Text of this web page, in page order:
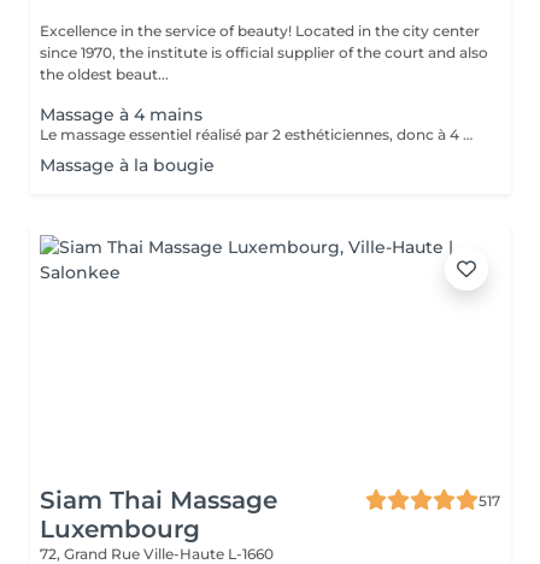
Excellence in the service of beauty! Located in the city center
since 1970, the institute is official supplier of the court and also
the oldest beaut...
Massage à 4 mains
Le massage essentiel réalisé par 2 esthéticiennes, donc à 4 mains est un massage du corps complet aux huiles essentielles, qui apporte une profonde relaxation. C'est une technique favorisant la circulation énergétique et qui réactive le métabolisme. C'est un massage où on retrouve le plaisir de donner et de recevoir. En fait c'est un mélange de différentes techniques : californienne, quant au rythme, la fluidité, manoeuvres enveloppantes, et suédoise, travail précis sur les différentes parties du corps.
Massage à la bougie
Siam Thai Massage
Luxembourg
517
72, Grand Rue Ville-Haute L-1660